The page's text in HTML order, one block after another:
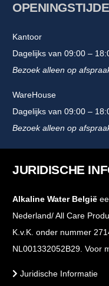
Kantoor
Dagelijks van 09:00 –
Bezoek alleen op
WareHouse
Dagelijks van 09:00 –
Bezoek alleen op
JURIDISCHE
Alkaline Water België
Nederland/ All Care
K.v.K. onder nummer
NL001332052B29. Voor
Juridische Informatie